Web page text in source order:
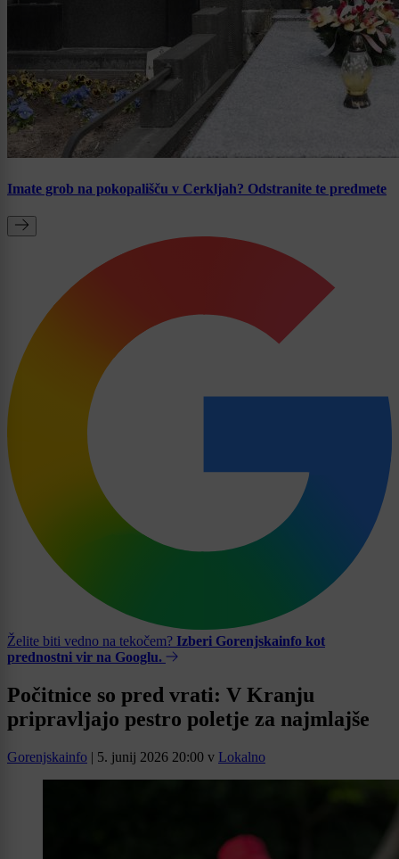
Imate grob na pokopališču v Cerkljah? Odstranite te predmete
Želite biti vedno na tekočem? Izberi Gorenjskainfo kot
prednostni vir na Googlu.
Počitnice so pred vrati: V Kranju
pripravljajo pestro poletje za najmlajše
Gorenjskainfo | 5. junij 2026 20:00 v Lokalno